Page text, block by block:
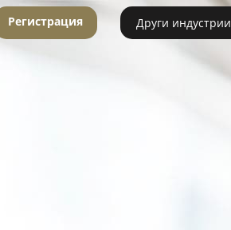
Регистрация Други индустрии